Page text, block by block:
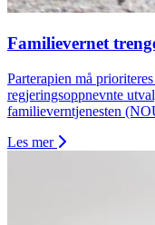
Familievernet
Parterapien må
regjeringsoppnevnte
familieverntjenesten
Les mer